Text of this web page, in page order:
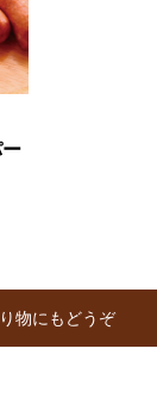
物にもどうぞ